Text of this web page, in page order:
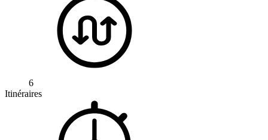
6
Itinéraires